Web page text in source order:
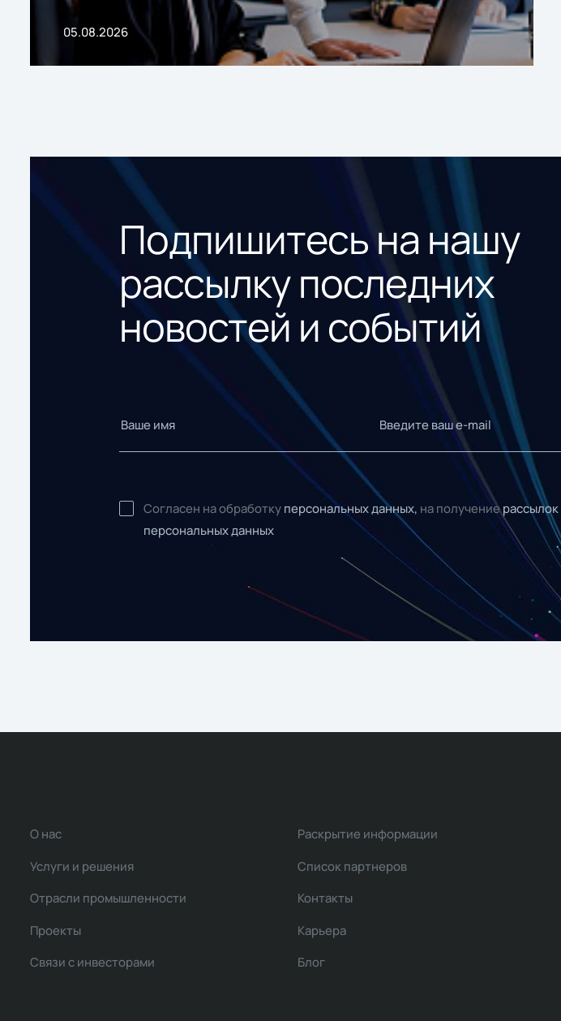
05.08.2026
Подпишитесь на нашу
рассылку последних
новостей и событий
Согласен на обработку персональных данных, на получениерассылок
персональных данных
О нас
Услуги и решения
Отрасли промышленности
Проекты
Связи с инвесторами
Раскрытие информации
Список партнеров
Контакты
Карьера
Блог